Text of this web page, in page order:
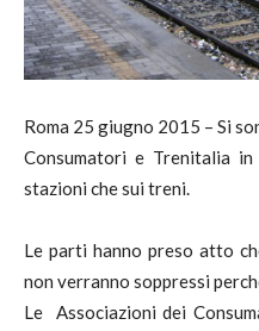
Roma 25 giugno 2015 – Si
Consumatori e Trenitalia
stazioni che sui treni.
Le parti hanno preso atto
non verranno soppressi
Le Associazioni dei